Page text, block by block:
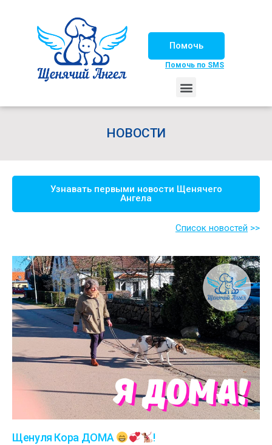
Помочь
Помочь по SMS
НОВОСТИ
Узнавать первыми новости Щенячего
Ангела
Список новостей >>
Щенуля Кора ДОМА !